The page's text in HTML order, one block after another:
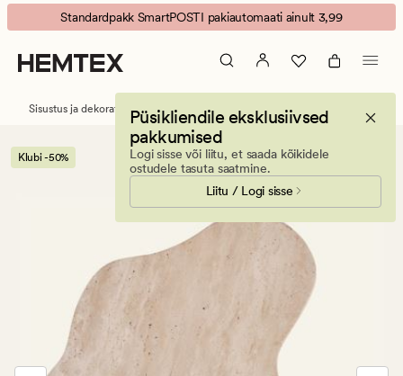
Christiania
taldrik
hele
beige
Animated
banner.
Press
ESCAPE
Standardpakk SmartPOSTI pakiautomaati ainult 3,99
Püsikliendile eksklusiivsed
pakkumised
Logi sisse või liitu, et saada kõikidele
ostudele tasuta saatmine.
Liitu / Logi sisse
Sisustus ja dekoratiivesemed Kandikud
Klubi -50%